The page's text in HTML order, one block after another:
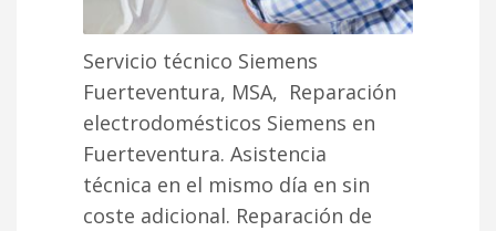
Servicio técnico Siemens
Fuerteventura, MSA, Reparación
electrodomésticos Siemens en
Fuerteventura. Asistencia
técnica en el mismo día en sin
coste adicional. Reparación de